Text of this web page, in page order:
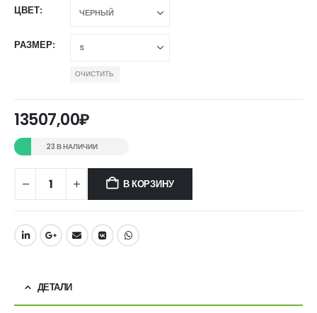
ЦВЕТ
РАЗМЕР
ОЧИСТИТЬ
13507,00₽
23 В НАЛИЧИИ
В КОРЗИНУ
ДЕТАЛИ